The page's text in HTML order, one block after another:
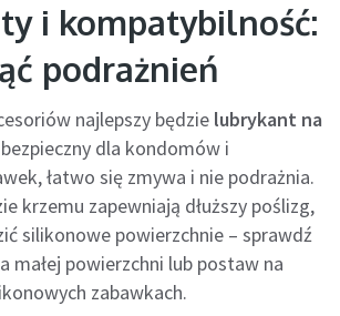
i kompatybilność:
podrażnień
najlepszy będzie lubrykant na
dla kondomów i
łatwo się zmywa i nie podrażnia.
krzemu zapewniają dłuższy poślizg,
silikonowe powierzchnie – sprawdź
małej powierzchni lub postaw na
zabawkach.